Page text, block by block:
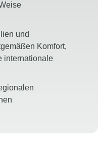
und
Komfort,
internationale